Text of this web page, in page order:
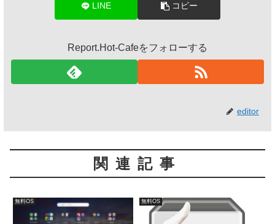
LINE コピー
Report.Hot-Cafeをフォローする
editor
関連記事
無料OS 無料OS